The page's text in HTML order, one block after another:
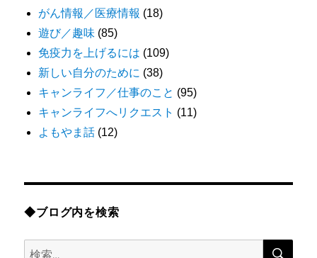
がん情報／医療情報 (18)
遊び／趣味 (85)
免疫力を上げるには (109)
新しい自分のために (38)
キャンライフ／仕事のこと (95)
キャンライフへリクエスト (11)
よもやま話 (12)
◆ブログ内を検索
検
検